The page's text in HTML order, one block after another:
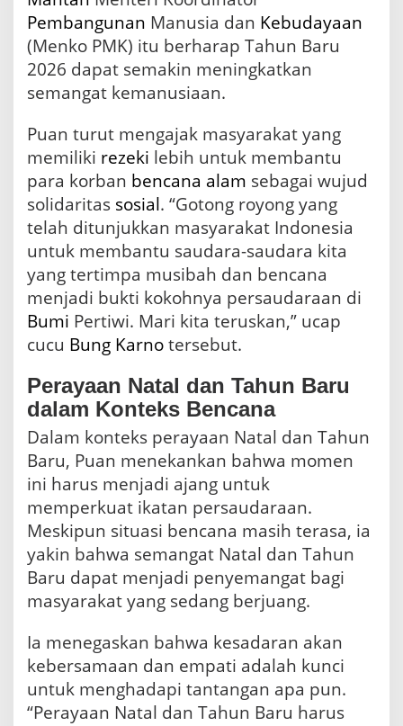
Pembangunan Manusia dan Kebudayaan
(Menko PMK) itu berharap Tahun Baru
2026 dapat semakin meningkatkan
semangat kemanusiaan.
Puan turut mengajak masyarakat yang
memiliki rezeki lebih untuk membantu
para korban bencana alam sebagai wujud
solidaritas sosial. “Gotong royong yang
telah ditunjukkan masyarakat Indonesia
untuk membantu saudara-saudara kita
yang tertimpa musibah dan bencana
menjadi bukti kokohnya persaudaraan di
Bumi Pertiwi. Mari kita teruskan,” ucap
cucu Bung Karnotersebut.
Perayaan Natal dan Tahun Baru
dalam Konteks Bencana
Dalam konteks perayaan Natal dan Tahun
Baru, Puan menekankan bahwa momen
ini harus menjadi ajang untuk
memperkuat ikatan persaudaraan.
Meskipun situasi bencana masih terasa, ia
yakin bahwa semangat Natal dan Tahun
Baru dapat menjadi penyemangat bagi
masyarakat yang sedang berjuang.
Ia menegaskan bahwa kesadaran akan
kebersamaan dan empati adalah kunci
untuk menghadapi tantangan apa pun.
“Perayaan Natal dan Tahun Baru harus